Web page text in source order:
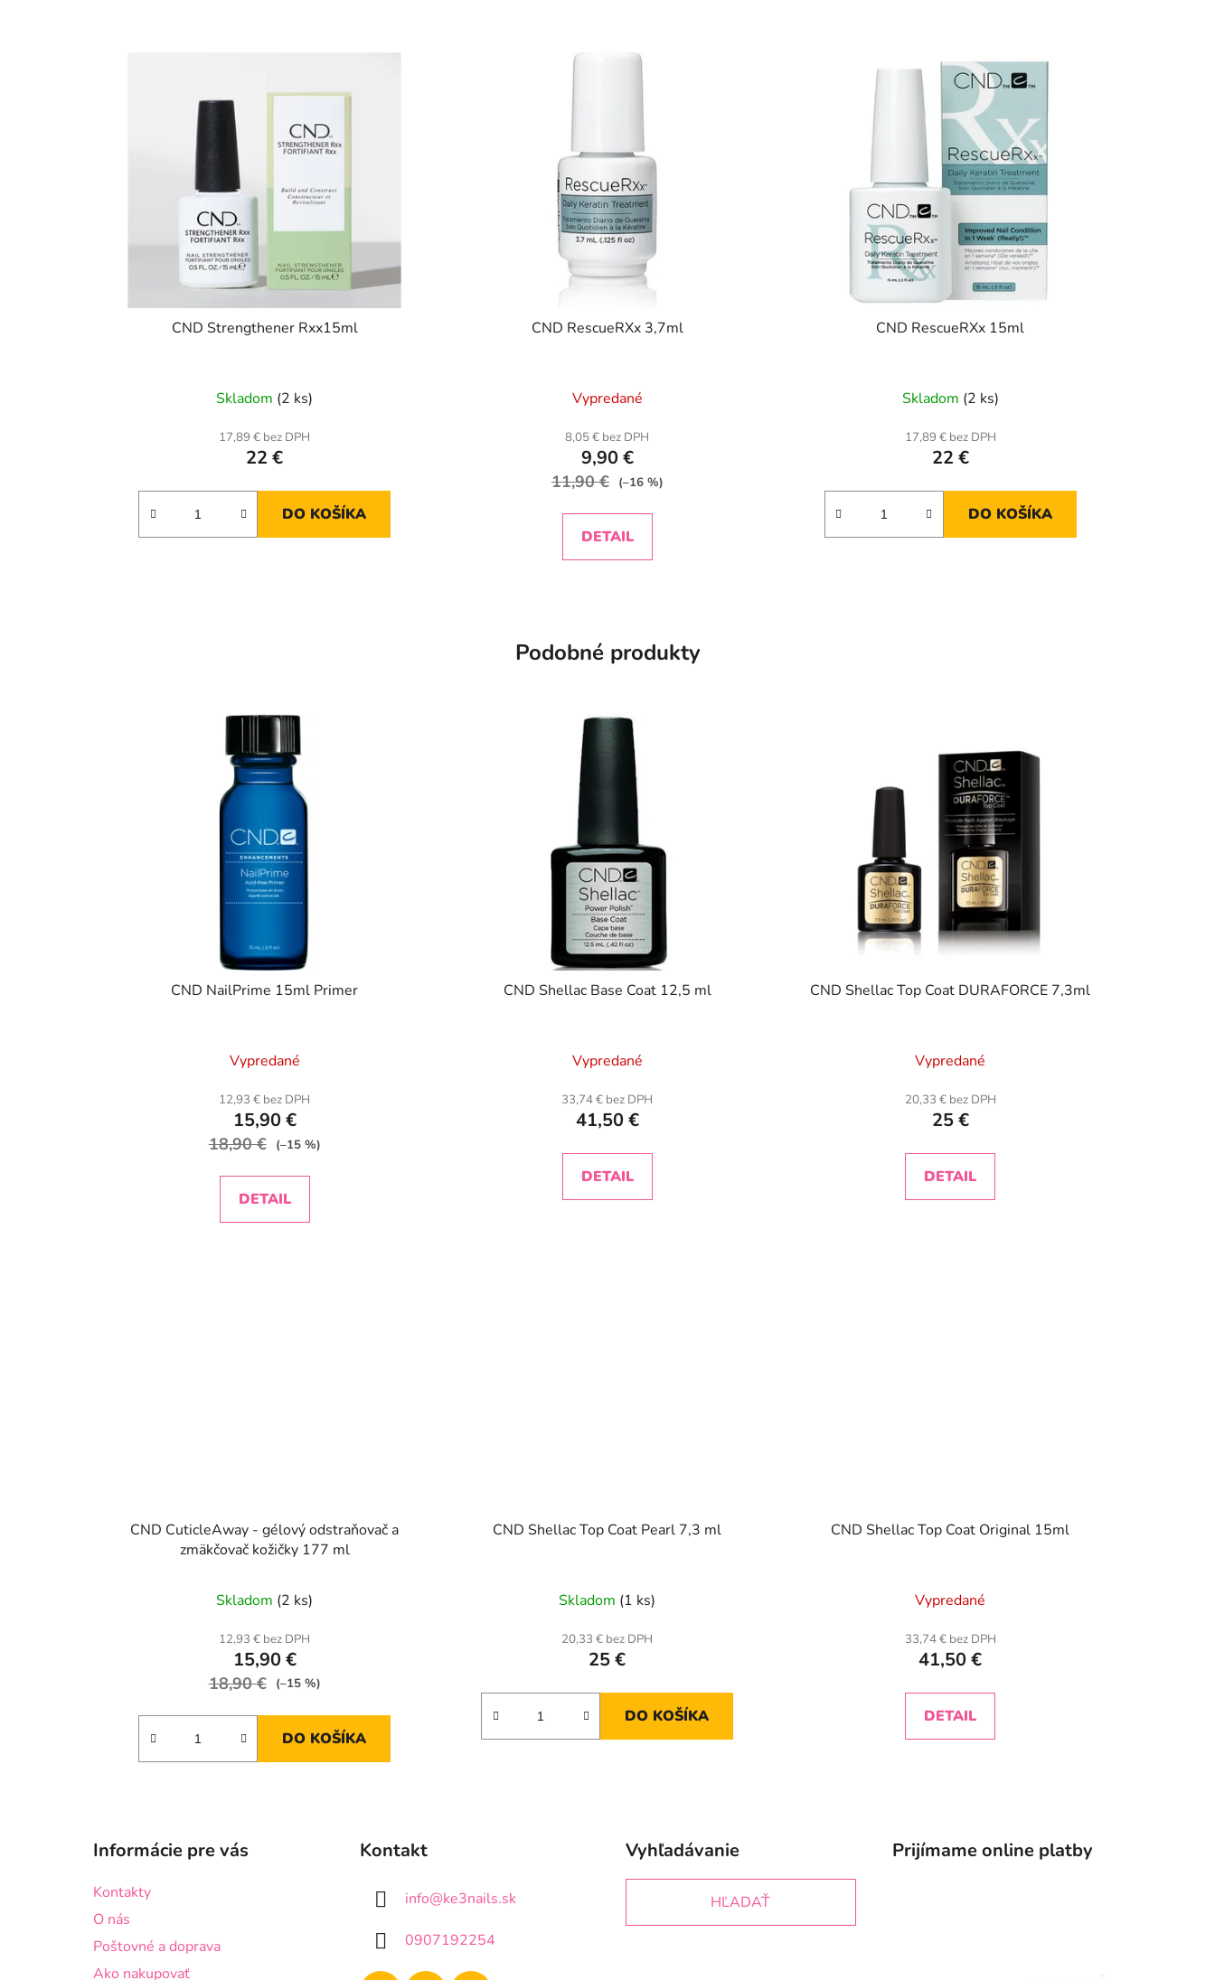
CND Strengthener Rxx15ml
Skladom (2 ks)
17,89 € bez DPH
22 €
DO KOŠÍKA
CND RescueRXx 3,7ml
hodnotenie
produktu
je
5,0
5
hviezdičiek.
Vypredané
8,05 € bez DPH
9,90 €
11,90 € (–16 %)
DETAIL
CND RescueRXx 15ml
Skladom (2 ks)
17,89 € bez DPH
22 €
DO KOŠÍKA
Podobné produkty
CND NailPrime 15ml Primer
Vypredané
12,93 € bez DPH
15,90 €
18,90 € (–15 %)
DETAIL
CND Shellac Base Coat 12,5 ml
Vypredané
33,74 € bez DPH
41,50 €
DETAIL
CND Shellac Top Coat DURAFORCE 7,3ml
Vypredané
20,33 € bez DPH
25 €
DETAIL
CND CuticleAway - gélový odstraňovač a
zmäkčovač kožičky 177 ml
Skladom (2 ks)
12,93 € bez DPH
15,90 €
18,90 € (–15 %)
DO KOŠÍKA
CND Shellac Top Coat Pearl 7,3 ml
Skladom (1 ks)
20,33 € bez DPH
25 €
DO KOŠÍKA
CND Shellac Top Coat Original 15ml
hodnotenie
produktu
je
z
Vypredané
33,74 € bez DPH
41,50 €
DETAIL
Informácie pre vás
Kontakty
O nás
Poštovné a doprava
Ako nakupovať
Kontakt
info@ke3nails.sk
0907192254
Vyhľadávanie
HĽADAŤ
Prijímame online platby